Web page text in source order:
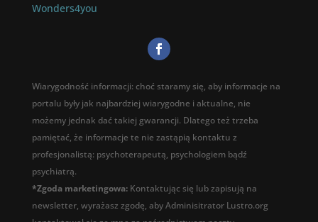
Wonders4you
Wiarygodność informacji: choć staramy się, aby informacje na
portalu były jak najbardziej wiarygodne i aktualne, nie
możemy jednak dać takiej gwarancji. Dlatego też trzeba
pamiętać, że informacje te nie zastąpią kontaktu z
profesjonalistą: psychoterapeutą, psychologiem bądź
psychiatrą.
*Zgoda marketingowa: Kontaktując się lub zapisują na
newsletter, wyrażasz zgodę, aby Adminisitrator Lustro.org